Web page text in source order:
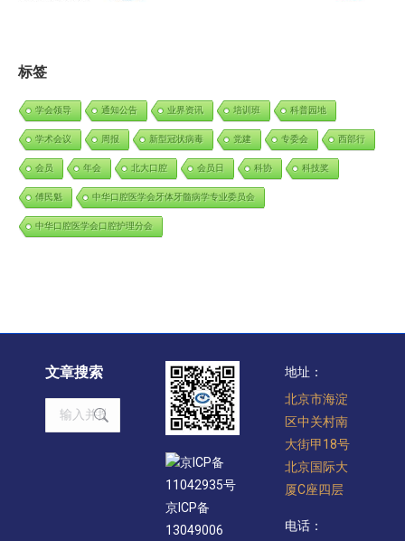
标签
学会领导 通知公告 业界资讯 培训班 科普园地
学术会议 周报 新型冠状病毒 党建 专委会 西部行
会员 年会 北大口腔 会员日 科协 科技奖
傅民魁 中华口腔医学会牙体牙髓病学专业委员会
中华口腔医学会口腔护理分会
文章搜索
Search:
京ICP备
11042935号
京ICP备
13049006
地址：
北京市海淀
区中关村南
大街甲18号
北京国际大
厦C座四层
电话：